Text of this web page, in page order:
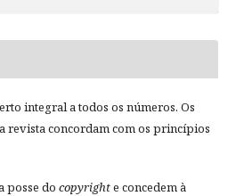
integral a todos os números. Os
revista concordam com os princípios
posse do copyrighte concedem à